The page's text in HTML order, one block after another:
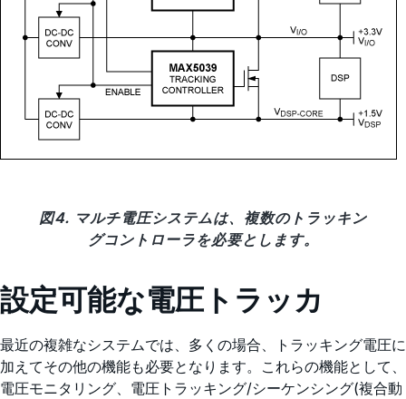
図4. マルチ電圧システムは、複数のトラッキン
グコントローラを必要とします。
設定可能な電圧トラッカ
最近の複雑なシステムでは、多くの場合、トラッキング電圧に
加えてその他の機能も必要となります。これらの機能として、
電圧モニタリング、電圧トラッキング/シーケンシング(複合動